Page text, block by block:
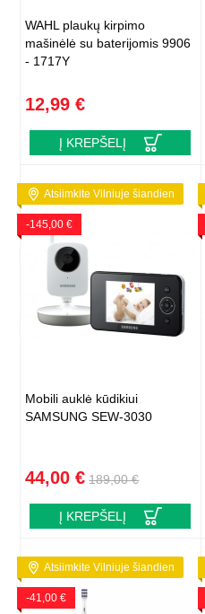
WAHL plaukų kirpimo
mašinėlė su baterijomis 9906
- 1717Y
12,99 €
Į KREPŠELĮ
Atsiimkite Vilniuje šiandien
-145,00 €
Mobili auklė kūdikiui
SAMSUNG SEW-3030
44,00 € 189,00 €
Į KREPŠELĮ
Atsiimkite Vilniuje šiandien
-41,00 €